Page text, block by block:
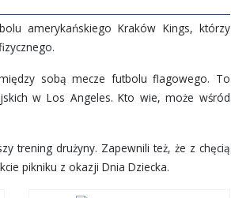
amerykańskiego Kraków Kings, którzy
sobą mecze futbolu flagowego. To
w Los Angeles. Kto wie, może wśród
trening drużyny. Zapewnili też, że z chęcią
pikniku z okazji Dnia Dziecka.